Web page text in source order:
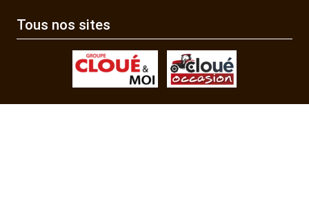
Tous nos sites